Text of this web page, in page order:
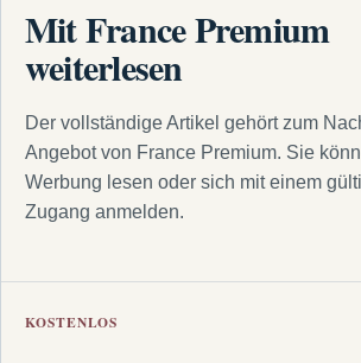
Mit France Premium
weiterlesen
Der vollständige Artikel gehört zum
Angebot von France Premium. Sie
Werbung lesen oder sich mit einem
Zugang anmelden.
KOSTENLOS